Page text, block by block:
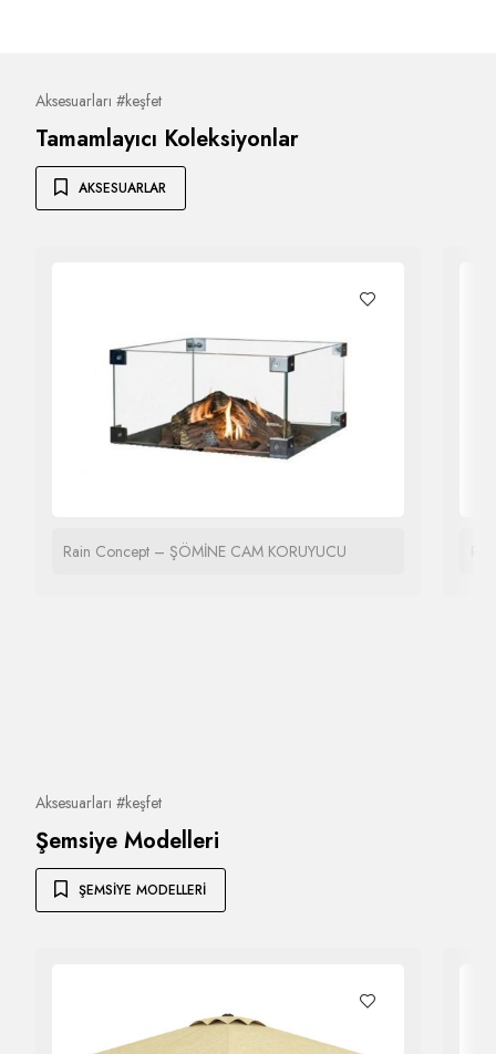
Aksesuarları #keşfet
Tamamlayıcı Koleksiyonlar
AKSESUARLAR
Rain Concept – ŞÖMİNE CAM KORUYUCU
Aksesuarları #keşfet
Şemsiye Modelleri
ŞEMSIYE MODELLERI